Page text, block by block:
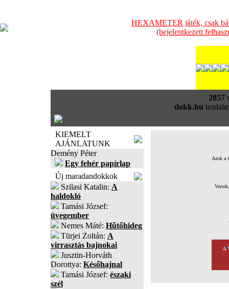
HEXAMETER játék, csak
(bejelentkezett
2857
dokk.hu
KIEMELT
AJÁNLATUNK
Demény Péter
Egy fehér papírlap
Új maradandokkok
Szilasi Katalin: A
haldokló
Tamási József:
üvegember
Nemes Máté: Hűtőhideg
Türjei Zoltán: A
virrasztás bajnokai
Jusztin-Horváth
Dorottya: Későhajnal
Tamási József: északi
szél
Azok a
A